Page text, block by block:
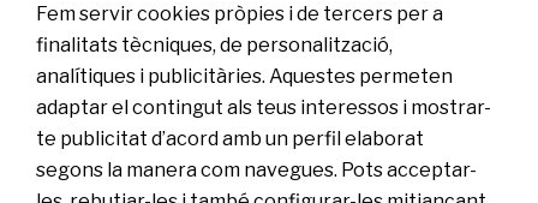
Fem servir cookies pròpies i de tercers per a
finalitats tècniques, de personalització,
analítiques i publicitàries. Aquestes permeten
adaptar el contingut als teus interessos i mostrar-
te publicitat d’acord amb un perfil elaborat
segons la manera com navegues. Pots acceptar-